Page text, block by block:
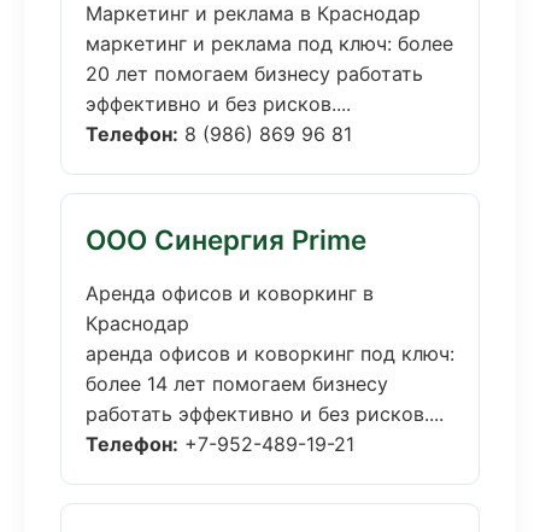
Маркетинг и реклама в Краснодар
маркетинг и реклама под ключ: более
20 лет помогаем бизнесу работать
эффективно и без рисков....
Телефон: 8 (986) 869 96 81
ООО Синергия Prime
Аренда офисов и коворкинг в
Краснодар
аренда офисов и коворкинг под ключ:
более 14 лет помогаем бизнесу
работать эффективно и без рисков....
Телефон: +7-952-489-19-21